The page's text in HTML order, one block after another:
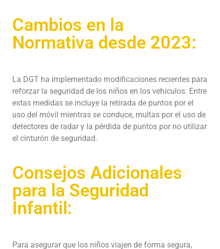
Cambios en la
Normativa desde 2023:
La DGT ha implementado modificaciones recientes para
reforzar la seguridad de los niños en los vehículos. Entre
estas medidas se incluye la retirada de puntos por el
uso del móvil mientras se conduce, multas por el uso de
detectores de radar y la pérdida de puntos por no utilizar
el cinturón de seguridad.
Consejos Adicionales
para la Seguridad
Infantil:
Para asegurar que los niños viajen de forma segura,